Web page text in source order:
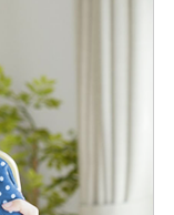
メリットやデメ
との違いやメリ
ットは？知って